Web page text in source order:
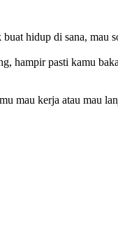
hidup di sana, mau
hampir pasti kamu
mau kerja atau mau